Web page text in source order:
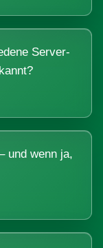
Server-
und wenn ja,